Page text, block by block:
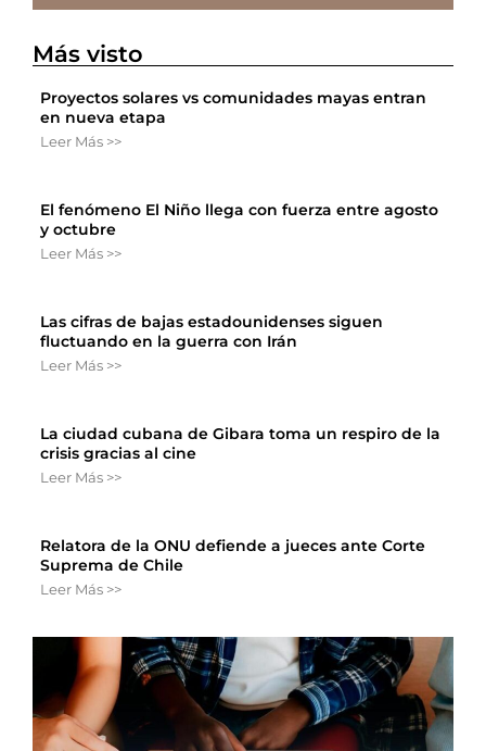
Más visto
Proyectos solares vs comunidades mayas entran
en nueva etapa
Leer Más >>
El fenómeno El Niño llega con fuerza entre agosto
y octubre
Leer Más >>
Las cifras de bajas estadounidenses siguen
fluctuando en la guerra con Irán
Leer Más >>
La ciudad cubana de Gibara toma un respiro de la
crisis gracias al cine
Leer Más >>
Relatora de la ONU defiende a jueces ante Corte
Suprema de Chile
Leer Más >>